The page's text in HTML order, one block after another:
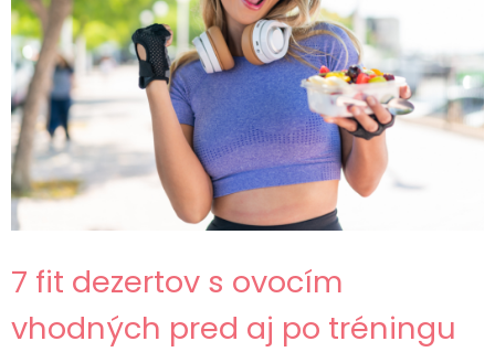
7 fit dezertov s ovocím
vhodných pred aj po tréningu